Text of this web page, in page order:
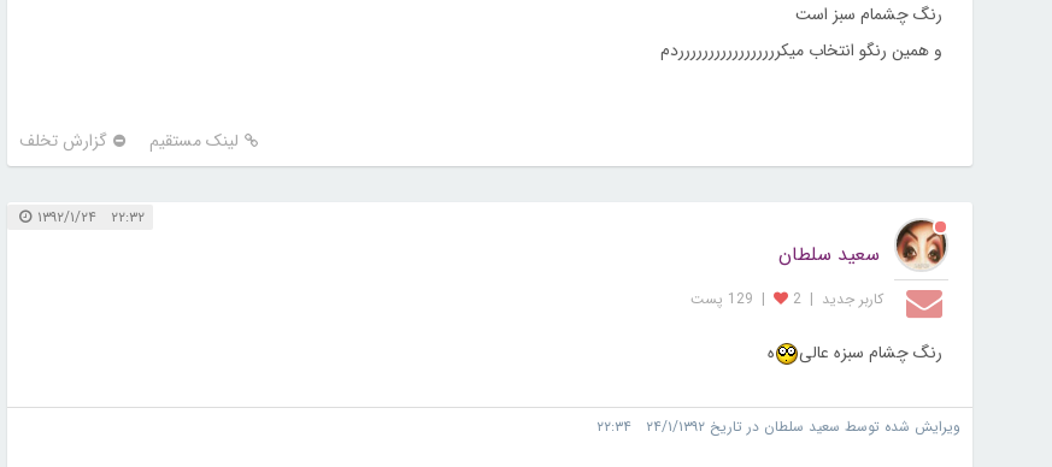
رنگ چشمام سبز است
و همین رنگو انتخاب میکررررررررررررررررردم
لینک مستقیم گزارش تخلف
۲۲:۳۲ ۱۳۹۲/۱/۲۴
سعید سلطان
کاربر جديد |
2
| 129 پست
رنگ چشام سبزه عالی ه
ویرایش شده توسط سعید سلطان در تاریخ ۲۴/۱/۱۳۹۲ ۲۲:۳۴